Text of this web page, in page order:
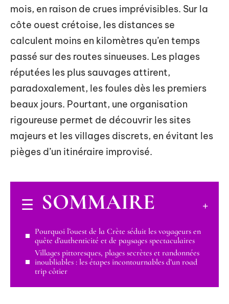
mois, en raison de crues imprévisibles. Sur la
côte ouest crétoise, les distances se
calculent moins en kilomètres qu’en temps
passé sur des routes sinueuses. Les plages
réputées les plus sauvages attirent,
paradoxalement, les foules dès les premiers
beaux jours. Pourtant, une organisation
rigoureuse permet de découvrir les sites
majeurs et les villages discrets, en évitant les
pièges d’un itinéraire improvisé.
SOMMAIRE
Pourquoi l’ouest de la Crète séduit les voyageurs en
quête d’authenticité et de paysages spectaculaires
Villages pittoresques, plages secrètes et randonnées
inoubliables : les étapes incontournables d’un road
trip côtier